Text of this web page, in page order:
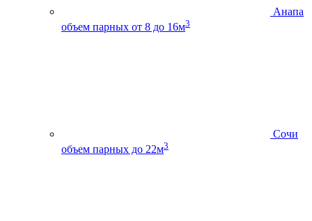
Анапа
объем парных от 8 до 16м3
Сочи
объем парных до 22м3